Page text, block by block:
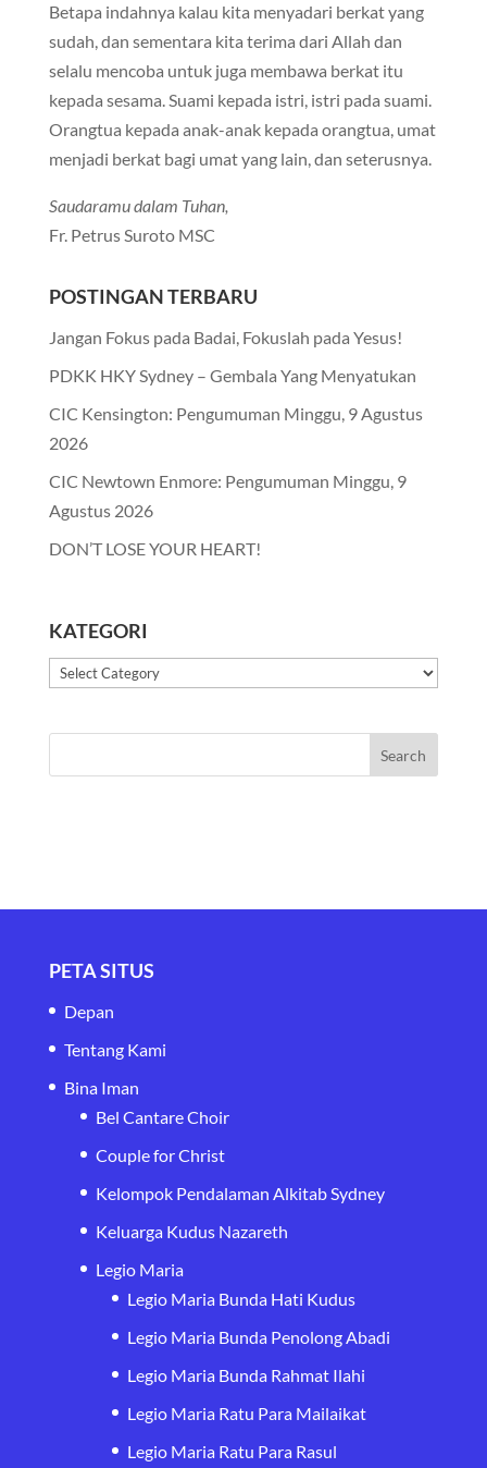
Betapa indahnya kalau kita menyadari berkat yang
sudah, dan sementara kita terima dari Allah dan
selalu mencoba untuk juga membawa berkat itu
kepada sesama. Suami kepada istri, istri pada suami.
Orangtua kepada anak-anak kepada orangtua, umat
menjadi berkat bagi umat yang lain, dan seterusnya.
Saudaramu dalam Tuhan,
Fr. Petrus Suroto MSC
POSTINGAN TERBARU
Jangan Fokus pada Badai, Fokuslah pada Yesus!
PDKK HKY Sydney – Gembala Yang Menyatukan
CIC Kensington: Pengumuman Minggu, 9 Agustus
2026
CIC Newtown Enmore: Pengumuman Minggu, 9
Agustus 2026
DON’T LOSE YOUR HEART!
KATEGORI
Kategori
PETA SITUS
Depan
Tentang Kami
Bina Iman
Bel Cantare Choir
Couple for Christ
Kelompok Pendalaman Alkitab Sydney
Keluarga Kudus Nazareth
Legio Maria
Legio Maria Bunda Hati Kudus
Legio Maria Bunda Penolong Abadi
Legio Maria Bunda Rahmat Ilahi
Legio Maria Ratu Para Mailaikat
Legio Maria Ratu Para Rasul